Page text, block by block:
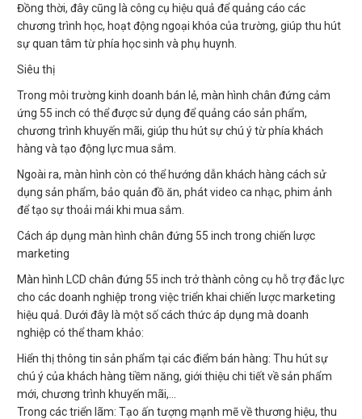
Đồng thời, đây cũng là công cụ hiệu quả để quảng cáo các
chương trình học, hoạt động ngoại khóa của trường, giúp thu hút
sự quan tâm từ phía học sinh và phụ huynh.
Siêu thị
Trong môi trường kinh doanh bán lẻ, màn hình chân đứng cảm
ứng 55 inch có thể được sử dụng để quảng cáo sản phẩm,
chương trình khuyến mãi, giúp thu hút sự chú ý từ phía khách
hàng và tạo động lực mua sắm.
Ngoài ra, màn hình còn có thể hướng dẫn khách hàng cách sử
dụng sản phẩm, bảo quản đồ ăn, phát video ca nhạc, phim ảnh
để tạo sự thoải mái khi mua sắm.
Cách áp dụng màn hình chân đứng 55 inch trong chiến lược
marketing
Màn hình LCD chân đứng 55 inch trở thành công cụ hỗ trợ đắc lực
cho các doanh nghiệp trong việc triển khai chiến lược marketing
hiệu quả. Dưới đây là một số cách thức áp dụng mà doanh
nghiệp có thể tham khảo:
Hiển thị thông tin sản phẩm tại các điểm bán hàng: Thu hút sự
chú ý của khách hàng tiềm năng, giới thiệu chi tiết về sản phẩm
mới, chương trình khuyến mãi,…
Trong các triển lãm: Tạo ấn tượng mạnh mẽ về thương hiệu, thu